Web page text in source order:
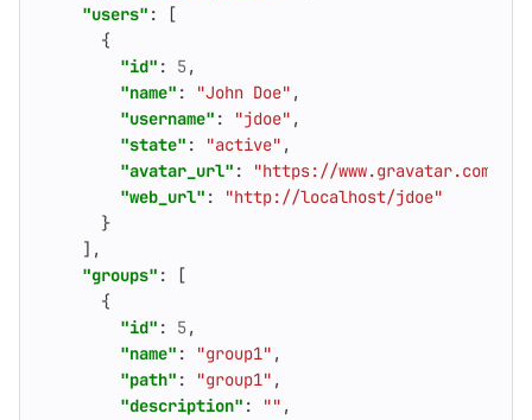
"users" :
[
{
"id" : 5,
"name" : "John Doe" ,
"username" : "jdoe" ,
"state" : "active" ,
"avatar_url" :
"https://www.gravatar.com/
"web_url" :
"http://localhost/jdoe"
}
],
"groups" :
[
{
"id" : 5,
"name" : "group1" ,
"path" : "group1" ,
"description" : "" ,